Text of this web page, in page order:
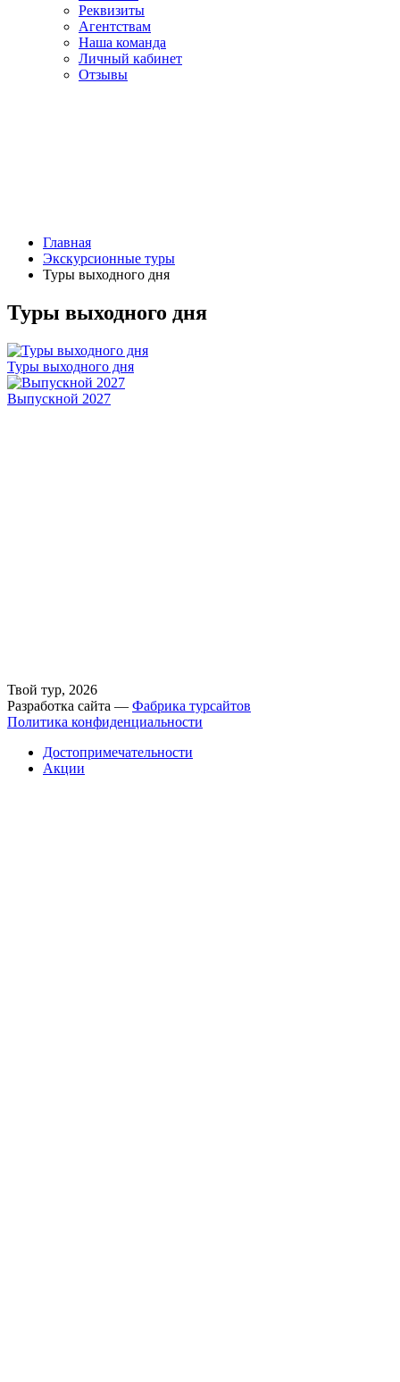
Реквизиты
Агентствам
Наша команда
Личный кабинет
Отзывы
Главная
Экскурсионные туры
Туры выходного дня
Туры выходного дня
Туры выходного дня
Выпускной 2027
Твой тур, 2026
Разработка сайта — Фабрика турсайтов
Политика конфиденциальности
Достопримечательности
Акции